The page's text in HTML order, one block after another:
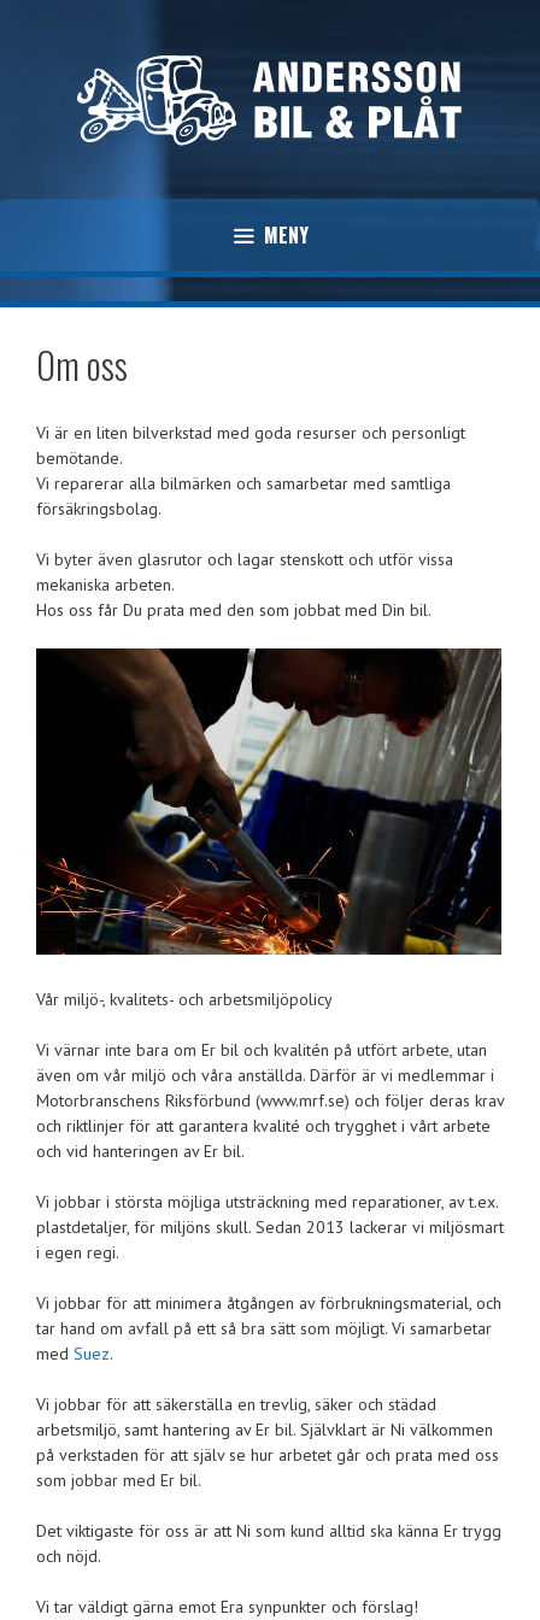
MENY
Om oss
Vi är en liten bilverkstad med goda resurser och personligt
bemötande.
Vi reparerar alla bilmärken och samarbetar med samtliga
försäkringsbolag.
Vi byter även glasrutor och lagar stenskott och utför vissa
mekaniska arbeten.
Hos oss får Du prata med den som jobbat med Din bil.
Vår miljö-, kvalitets- och arbetsmiljöpolicy
Vi värnar inte bara om Er bil och kvalitén på utfört arbete, utan
även om vår miljö och våra anställda. Därför är vi medlemmar i
Motorbranschens Riksförbund (www.mrf.se) och följer deras krav
och riktlinjer för att garantera kvalité och trygghet i vårt arbete
och vid hanteringen av Er bil.
Vi jobbar i största möjliga utsträckning med reparationer, av t.ex.
plastdetaljer, för miljöns skull. Sedan 2013 lackerar vi miljösmart
i egen regi.
Vi jobbar för att minimera åtgången av förbrukningsmaterial, och
tar hand om avfall på ett så bra sätt som möjligt. Vi samarbetar
med Suez.
Vi jobbar för att säkerställa en trevlig, säker och städad
arbetsmiljö, samt hantering av Er bil. Självklart är Ni välkommen
på verkstaden för att själv se hur arbetet går och prata med oss
som jobbar med Er bil.
Det viktigaste för oss är att Ni som kund alltid ska känna Er trygg
och nöjd.
Vi tar väldigt gärna emot Era synpunkter och förslag!